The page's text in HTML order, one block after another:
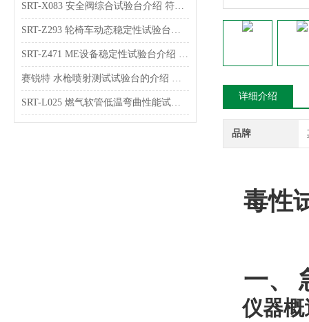
SRT-X083 安全阀综合试验台介绍 符合检测标准
SRT-Z293 轮椅车动态稳定性试验台介绍 技术指导
SRT-Z471 ME设备稳定性试验台介绍 操作简单
赛锐特 水枪喷射测试试验台的介绍 售后*
SRT-L025 燃气软管低温弯曲性能试验台的介绍 操作简单便捷
详细介绍
品牌
毒性
一、
仪器